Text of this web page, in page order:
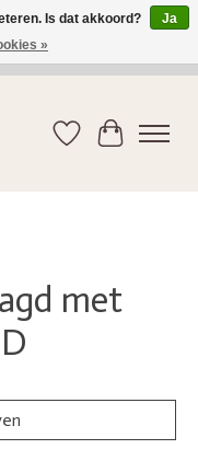
GRATIS verzending > 75 euro (2
Verlanglijst
met
Is dat akkoord?
Ja
»